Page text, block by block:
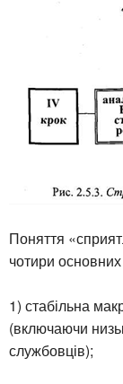
Поняття
чотири
1) стабільна
(включаючи
службовців);